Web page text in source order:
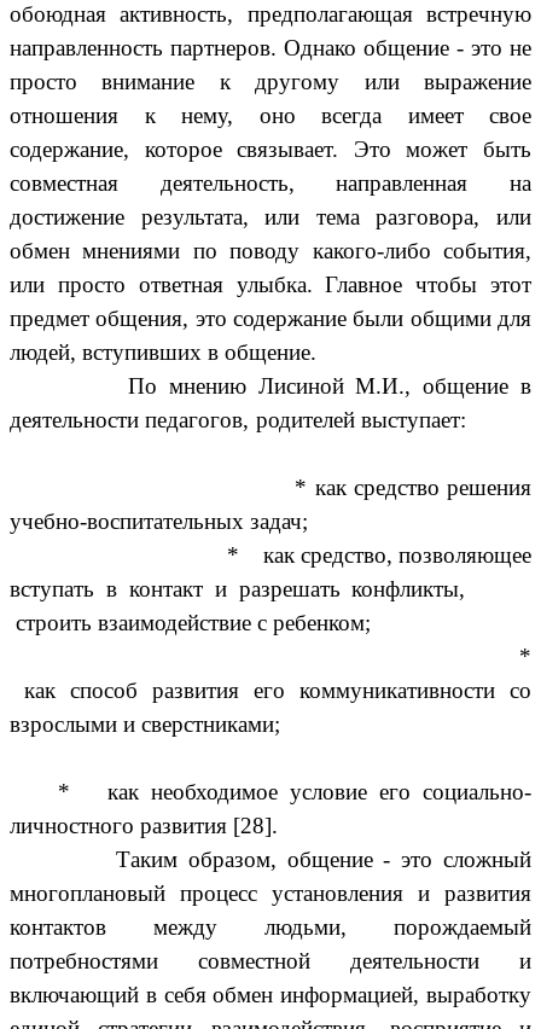
обоюдная активность, предполагающая встречную
направленность партнеров. Однако общение - это не
просто внимание к другому или выражение
отношения к нему, оно всегда имеет свое
содержание, которое связывает. Это может быть
совместная деятельность, направленная на
достижение результата, или тема разговора, или
обмен мнениями по поводу какого-либо события,
или просто ответная улыбка. Главное чтобы этот
предмет общения, это содержание были общими для
людей, вступивших в общение.
По мнению Лисиной М.И., общение в
деятельности педагогов, родителей выступает:
* как средство решения
учебно-воспитательных задач;
* как средство, позволяющее
вступать в контакт и разрешать конфликты,
строить взаимодействие с ребенком;
*
как способ развития его коммуникативности со
взрослыми и сверстниками;
* как необходимое условие его социально-
личностного развития [28].
Таким образом, общение - это сложный
многоплановый процесс установления и развития
контактов между людьми, порождаемый
потребностями совместной деятельности и
включающий в себя обмен информацией, выработку